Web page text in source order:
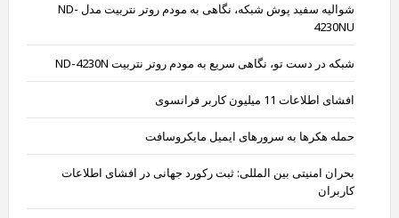
شوالیه سفید پوش شبکه، نگاهی به مودم روتر نتربیت مدل ND-
4230NU
شبکه در دست تو، نگاهی سریع به مودم روتر نتربیت ND-4230N
افشای اطلاعات 11 میلیون کاربر فرانسوی
حمله هکرها به سرورهای ایمیل مایکروسافت
بحران امنیتی بین المللی: ثبت رکورد جهانی در افشای اطلاعات
کاربران